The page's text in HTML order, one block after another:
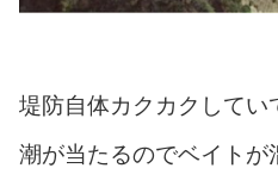
堤防自体カクカクしてい
潮が当たるのでベイトが